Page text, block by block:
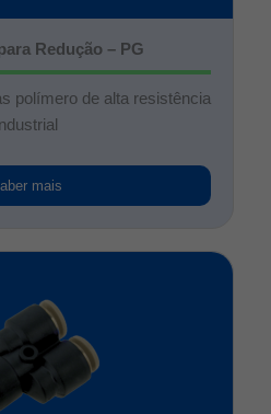
Redução – PG
polímero de alta resistência
mais